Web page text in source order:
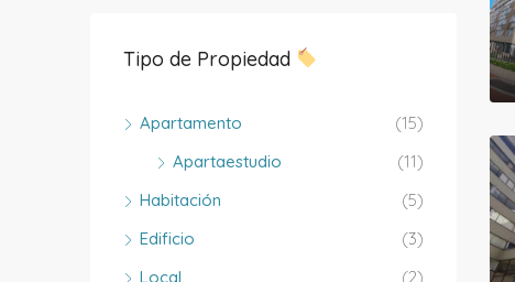
Tipo de Propiedad
Apartamento
(15)
Apartaestudio
(11)
Habitación
(5)
Edificio
(3)
Local
(2)